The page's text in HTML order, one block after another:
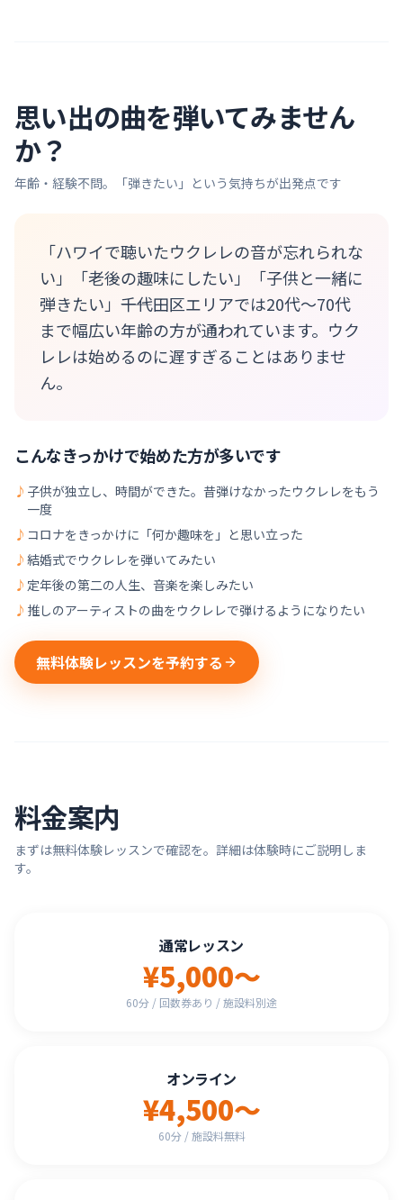
思い出の曲を弾いてみません
か？
年齢・経験不問。「弾きたい」という気持ちが出発点です
「ハワイで聴いたウクレレの音が忘れられな
い」「老後の趣味にしたい」「子供と一緒に
弾きたい」――千代田区エリアでは20代〜70代
まで幅広い年齢の方が通われています。ウク
レレは始めるのに遅すぎることはありませ
ん。
こんなきっかけで始めた方が多いです
♪ 子供が独立し、時間ができた。昔弾けなかったウクレレをもう
一度
♪ コロナをきっかけに「何か趣味を」と思い立った
♪ 結婚式でウクレレを弾いてみたい
♪ 定年後の第二の人生、音楽を楽しみたい
♪ 推しのアーティストの曲をウクレレで弾けるようになりたい
無料体験レッスンを予約する
料金案内
まずは無料体験レッスンで確認を。詳細は体験時にご説明しま
す。
通常レッスン
¥5,000〜
60分 / 回数券あり / 施設料別途
オンライン
¥4,500〜
60分 / 施設料無料